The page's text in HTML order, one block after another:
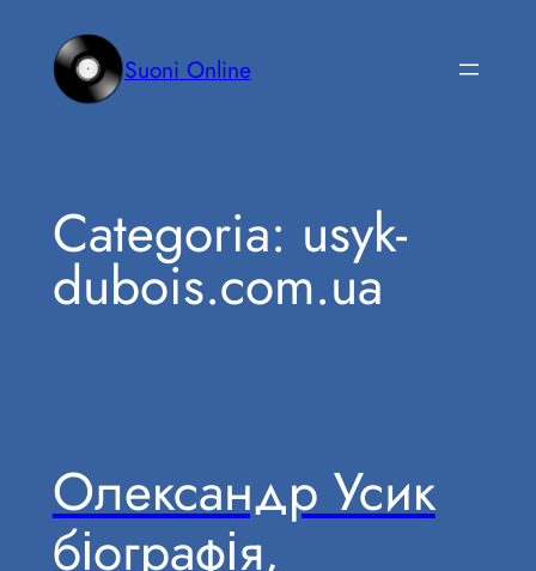
contenuto
Suoni Online
Categoria: usyk-
dubois.com.ua
Олександр Усик
біографія,